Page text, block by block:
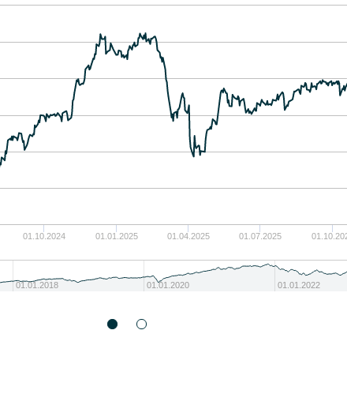
01.10.2024 01.01.2025 01.04.2025 01.07.2025
01.01.2018 01.01.2020 01.01.2022